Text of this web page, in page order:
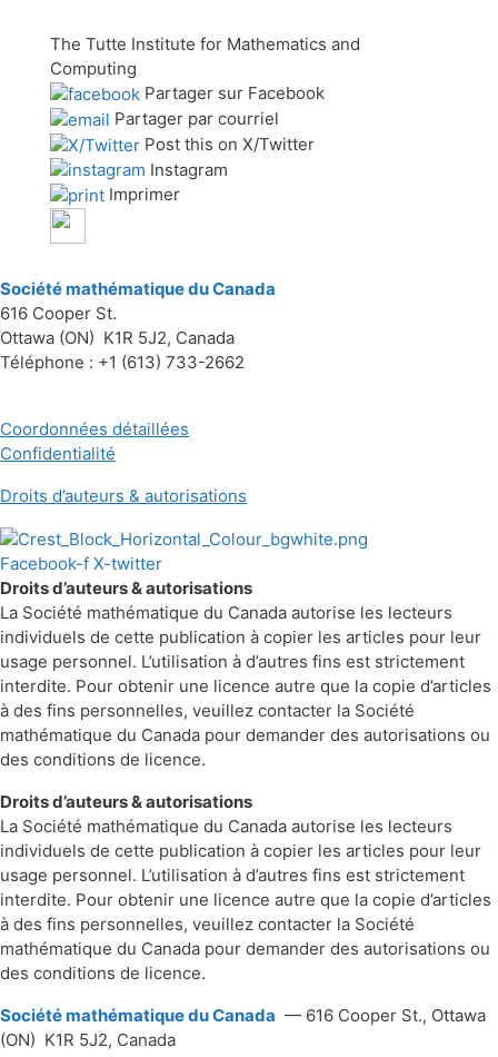
The Tutte Institute for Mathematics and
Computing
Partager sur Facebook
Partager par courriel
Post this on X/Twitter
Instagram
Imprimer
Société mathématique du Canada
616 Cooper St.
Ottawa (ON) K1R 5J2, Canada
Téléphone : +1 (613) 733-2662
Coordonnées détaillées
Confidentialité
Droits d’auteurs & autorisations
Facebook-f X-twitter
Droits d’auteurs & autorisations
La Société mathématique du Canada autorise les lecteurs
individuels de cette publication à copier les articles pour leur
usage personnel. L’utilisation à d’autres fins est strictement
interdite. Pour obtenir une licence autre que la copie d’articles
à des fins personnelles, veuillez contacter la Société
mathématique du Canada pour demander des autorisations ou
des conditions de licence.
Droits d’auteurs & autorisations
La Société mathématique du Canada autorise les lecteurs
individuels de cette publication à copier les articles pour leur
usage personnel. L’utilisation à d’autres fins est strictement
interdite. Pour obtenir une licence autre que la copie d’articles
à des fins personnelles, veuillez contacter la Société
mathématique du Canada pour demander des autorisations ou
des conditions de licence.
Société mathématique du Canada — 616 Cooper St., Ottawa
(ON) K1R 5J2, Canada